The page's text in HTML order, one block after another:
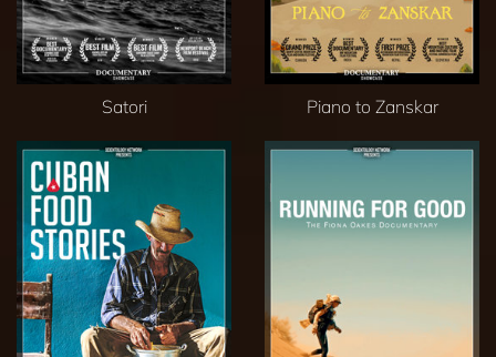
Satori Piano to Zanskar